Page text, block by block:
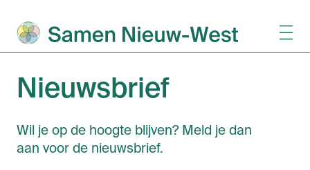
Nieuwsbrief
Wil je op de hoogte blijven? Meld je dan
aan voor de nieuwsbrief.